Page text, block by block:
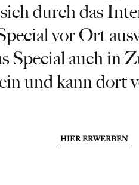
durch das
vor Ort
Special auch in
und kann dort
HIER ERWERBEN